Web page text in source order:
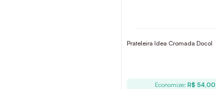
Prateleira Idea Cromada Docol
Economize: R$ 54,00